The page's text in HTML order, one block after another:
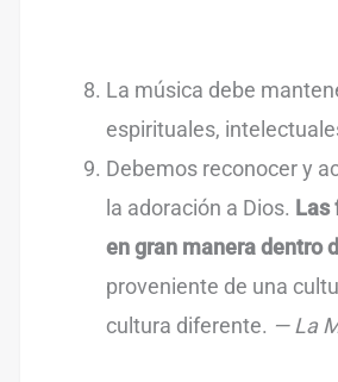
La música debe
espirituales,
Debemos reconocer y
la adoración a Dios. Las
en gran manera dentro
proveniente de una
cultura diferente. — La